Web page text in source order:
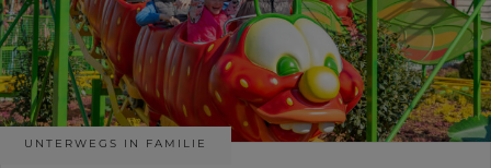
UNTERWEGS IN FAMILIE